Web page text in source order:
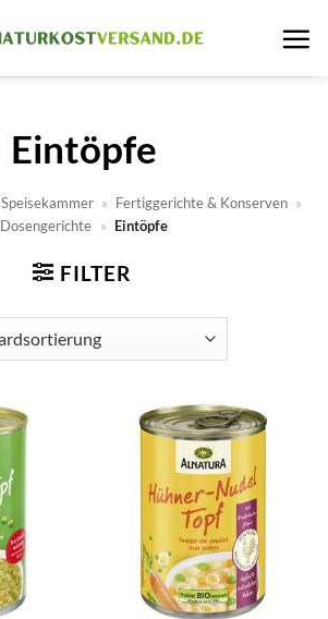
Eintöpfe
Speisekammer » Fertiggerichte & Konserven »
Dosengerichte » Eintöpfe
FILTER